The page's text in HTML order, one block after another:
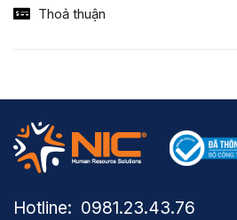
Thoả thuận
Hotline: ​ 0981.23.43.76